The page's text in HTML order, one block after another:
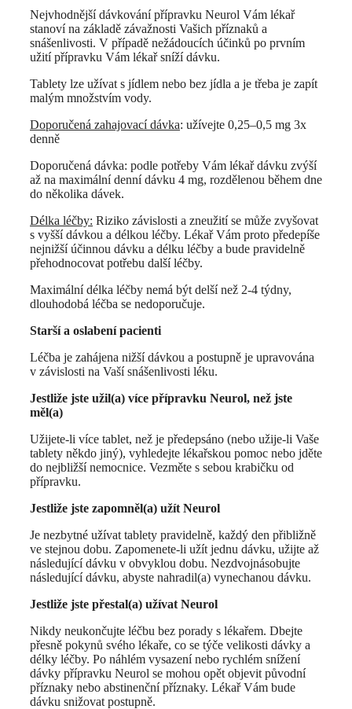
Nejvhodnější dávkování přípravku Neurol Vám lékař
stanoví na základě závažnosti Vašich příznaků a
snášenlivosti. V případě nežádoucích účinků po prvním
užití přípravku Vám lékař sníží dávku.
Tablety lze užívat s jídlem nebo bez jídla a je třeba je zapít
malým množstvím vody.
Doporučená zahajovací dávka: užívejte 0,25–0,5 mg 3x
denně
Doporučená dávka: podle potřeby Vám lékař dávku zvýší
až na maximální denní dávku 4 mg, rozdělenou během dne
do několika dávek.
Délka léčby: Riziko závislosti a zneužití se může zvyšovat
s vyšší dávkou a délkou léčby. Lékař Vám proto předepíše
nejnižší účinnou dávku a délku léčby a bude pravidelně
přehodnocovat potřebu další léčby.
Maximální délka léčby nemá být delší než 2-4 týdny,
dlouhodobá léčba se nedoporučuje.
Starší a oslabení pacienti
Léčba je zahájena nižší dávkou a postupně je upravována
v závislosti na Vaší snášenlivosti léku.
Jestliže jste užil(a) více přípravku Neurol, než jste
měl(a)
Užijete-li více tablet, než je předepsáno (nebo užije-li Vaše
tablety někdo jiný), vyhledejte lékařskou pomoc nebo jděte
do nejbližší nemocnice. Vezměte s sebou krabičku od
přípravku.
Jestliže jste zapomněl(a) užít Neurol
Je nezbytné užívat tablety pravidelně, každý den přibližně
ve stejnou dobu. Zapomenete-li užít jednu dávku, užijte až
následující dávku v obvyklou dobu. Nezdvojnásobujte
následující dávku, abyste nahradil(a) vynechanou dávku.
Jestliže jste přestal(a) užívat Neurol
Nikdy neukončujte léčbu bez porady s lékařem. Dbejte
přesně pokynů svého lékaře, co se týče velikosti dávky a
délky léčby. Po náhlém vysazení nebo rychlém snížení
dávky přípravku Neurol se mohou opět objevit původní
příznaky nebo abstinenční příznaky. Lékař Vám bude
dávku snižovat postupně.